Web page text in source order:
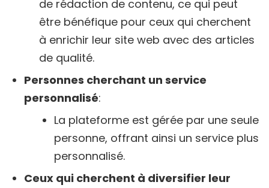
de rédaction de contenu, ce qui peut
être bénéfique pour ceux qui cherchent
à enrichir leur site web avec des articles
de qualité.
Personnes cherchant un service
personnalisé:
La plateforme est gérée par une seule
personne, offrant ainsi un service plus
personnalisé.
Ceux qui cherchent à diversifier leur